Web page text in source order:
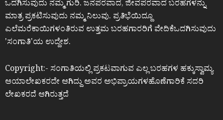
ಒದಗಿಸುವುದು ನಮ್ಮ ಗುರಿ. ಜನಪರವಾದ, ಜೀವಪರವಾದ ಬರಹಗಳನ್ನು
ಮಾತ್ರ ಪ್ರಕಟಿಸುವುದು ನಮ್ಮ ನಿಲುವು. ಪ್ರತಿಭೆಯಿದ್ದೂ
ಎಲೆಮರೆಕಾಯಿಗಳಂತಿರುವ ಉತ್ತಮ ಬರಹಗಾರರಿಗೆ ವೇದಿಕೆಒದಗಿಸುವುದು
ʼಸಂಗಾತಿʼಯ ಉದ್ದೇಶ.
Copyright:- ಸಂಗಾತಿಯಲ್ಲಿ ಪ್ರಕಟವಾಗುವ ಎಲ್ಲ ಬರಹಗಳ ಹಕ್ಕುಸ್ವಾಮ್ಯ
ಆಯಾಲೇಖಕರದೇ ಆಗಿದ್ದು ಅವರ ಅಭಿಪ್ರಾಯಗಳಹೊಣೆಗಾರಿಕೆ ಸದರಿ
ಲೇಖಕರದೆ ಆಗಿರುತ್ತದೆ